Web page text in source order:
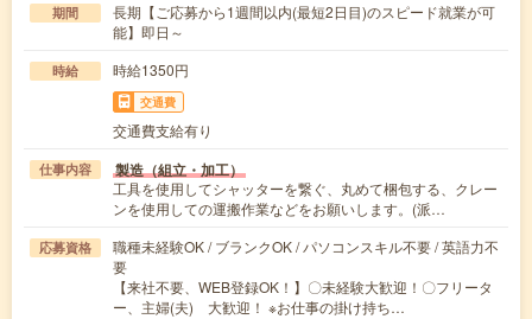
期間
長期【ご応募から1週間以内(最短2日目)のスピード就業が可
能】即日～
時給 時給1350円
交通費
交通費支給有り
仕事内容 製造（組立・加工）
工具を使用してシャッターを繋ぐ、丸めて梱包する、クレー
ンを使用しての運搬作業などをお願いします。(派…
応募資格
職種未経験OK / ブランクOK / パソコンスキル不要 / 英語力不
要
【来社不要、WEB登録OK！】〇未経験大歓迎！〇フリータ
ー、主婦(夫) 大歓迎！ ※お仕事の掛け持ち…